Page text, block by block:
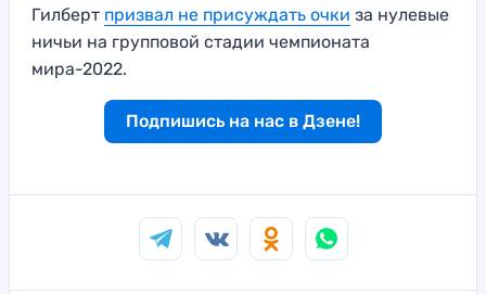
Гилберт призвал не присуждать очки за нулевые
ничьи на групповой стадии чемпионата
мира-2022.
Подпишись на нас в Дзене!